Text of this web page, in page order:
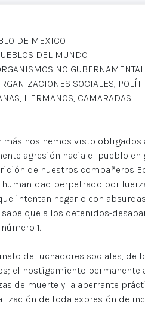
DE MEXICO
DEL MUNDO
NO
SOCIALES,
HERMANOS, CAMARADAS!
más nos hemos visto
agresión hacia el pueblo
de nuestros compañeros
humanidad perpetrado por
intentan negarlo con
que a los detenidos-
1.
de luchadores sociales, de
el hostigamiento permanente
de muerte y la aberrante
de toda expresión de